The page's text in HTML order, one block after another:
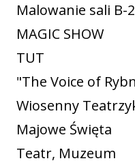
Malowanie sali B-
MAGIC SHOW
TUT
"The Voice of
Wiosenny
Majowe Święta
Teatr, Muzeum